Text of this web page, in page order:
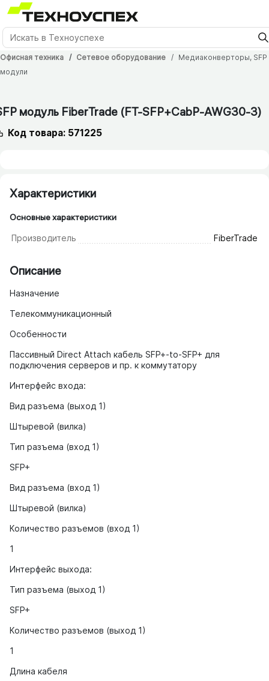
Офисная техника Сетевое оборудование
Медиаконверторы, SFP
модули
модуль FiberTrade (FT-SFP+CabP-AWG30-3)
Код товара: 571225
Характеристики
Основные характеристики
Производитель FiberTrade
Описание
Назначение
Телекоммуникационный
Особенности
Пассивный Direct Attach кабель SFP+-to-SFP+ для
подключения серверов и пр. к коммутатору
Интерфейс входа:
Вид разъема (выход 1)
Штыревой (вилка)
Тип разъема (вход 1)
SFP+
Вид разъема (вход 1)
Штыревой (вилка)
Количество разъемов (вход 1)
1
Интерфейс выхода:
Тип разъема (выход 1)
SFP+
Количество разъемов (выход 1)
1
Длина кабеля